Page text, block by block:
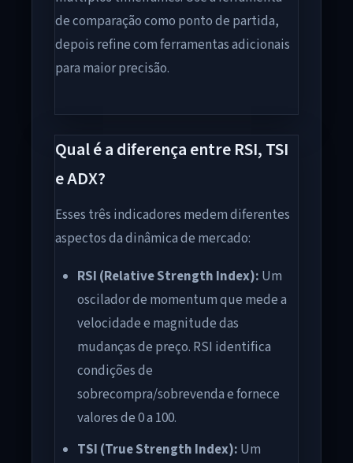
de comparação como ponto de partida,
depois refine com ferramentas adicionais
para maior precisão.
Qual é a diferença entre RSI, TSI
e ADX?
Esses três indicadores medem diferentes
aspectos da dinâmica de mercado:
RSI (Relative Strength Index): Um
oscilador de momentum que mede a
velocidade e magnitude das
mudanças de preço. RSI identifica
condições de
sobrecompra/sobrevenda e fornece
valores de 0 a 100.
TSI (True Strength Index): Um